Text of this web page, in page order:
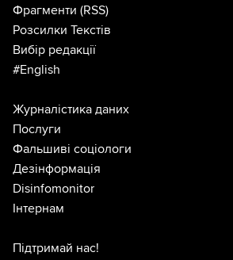
Фрагменти (RSS)
Розсилки Текстів
Вибір редакції
#English
Журналістика даних
Послуги
Фальшиві соціологи
Дезінформація
Disinfomonitor
Інтернам
Підтримай нас!